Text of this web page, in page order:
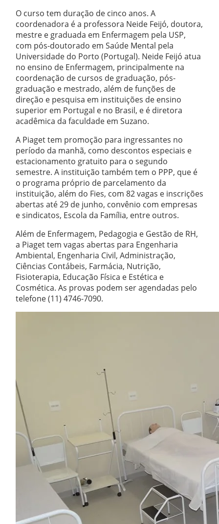
O curso tem duração de cinco anos. A
coordenadora é a professora Neide Feijó, doutora,
mestre e graduada em Enfermagem pela USP,
com pós-doutorado em Saúde Mental pela
Universidade do Porto (Portugal). Neide Feijó atua
no ensino de Enfermagem, principalmente na
coordenação de cursos de graduação, pós-
graduação e mestrado, além de funções de
direção e pesquisa em instituições de ensino
superior em Portugal e no Brasil, e é diretora
acadêmica da faculdade em Suzano.
A Piaget tem promoção para ingressantes no
período da manhã, como descontos especiais e
estacionamento gratuito para o segundo
semestre. A instituição também tem o PPP, que é
o programa próprio de parcelamento da
instituição, além do Fies, com 82 vagas e inscrições
abertas até 29 de junho, convênio com empresas
e sindicatos, Escola da Família, entre outros.
Além de Enfermagem, Pedagogia e Gestão de RH,
a Piaget tem vagas abertas para Engenharia
Ambiental, Engenharia Civil, Administração,
Ciências Contábeis, Farmácia, Nutrição,
Fisioterapia, Educação Física e Estética e
Cosmética. As provas podem ser agendadas pelo
telefone (11) 4746-7090.